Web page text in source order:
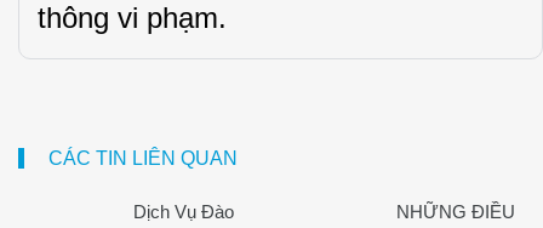
thông vi phạm.
CÁC TIN LIÊN QUAN
Dịch Vụ Đào
NHỮNG ĐIỀU